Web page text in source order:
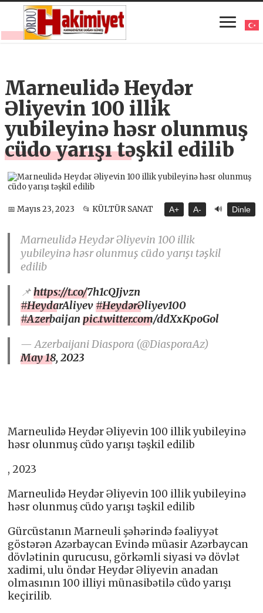
Marneulidə Heydər
Əliyevin 100 illik
yubileyinə həsr olunmuş
cüdo yarışı təşkil edilib
📅 Mayıs 23, 2023 📂 KÜLTÜR SANAT A+ A- 🔊 Dinle
Marneulidə Heydər Əliyevin 100 illik
yubileyinə həsr olunmuş cüdo yarışı təşkil
edilib
📌https://t.co/7h1cQJjvzn
#HeydarAliyev#HeydərƏliyev100
#Azerbaijanpic.twitter.com/ddXxKpoGol
— Azerbaijani Diaspora (@DiasporaAz)
May 18, 2023
Marneulidə Heydər Əliyevin 100 illik yubileyinə
həsr olunmuş cüdo yarışı təşkil edilib
, 2023
Marneulidə Heydər Əliyevin 100 illik yubileyinə
həsr olunmuş cüdo yarışı təşkil edilib
Gürcüstanın Marneuli şəhərində fəaliyyət
göstərən Azərbaycan Evində müasir Azərbaycan
dövlətinin qurucusu, görkəmli siyasi və dövlət
xadimi, ulu öndər Heydər Əliyevin anadan
olmasının 100 illiyi münasibətilə cüdo yarışı
keçirilib.